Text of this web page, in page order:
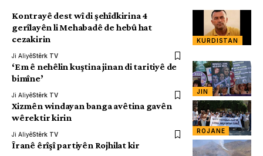
KURDISTAN
Kontrayê dest wî di şehîdkirina 4
gerîlayên li Mehabadê de hebû hat
cezakirin
Ji AliyêStêrk TV
JIN
‘Em ê nehêlin kuştina jinan di taritiyê de
bimîne’
Ji AliyêStêrk TV
ROJANE
Xizmên windayan banga avêtina gavên
wêrektir kirin
Ji AliyêStêrk TV
Îranê êrîşî partiyên Rojhilat kir